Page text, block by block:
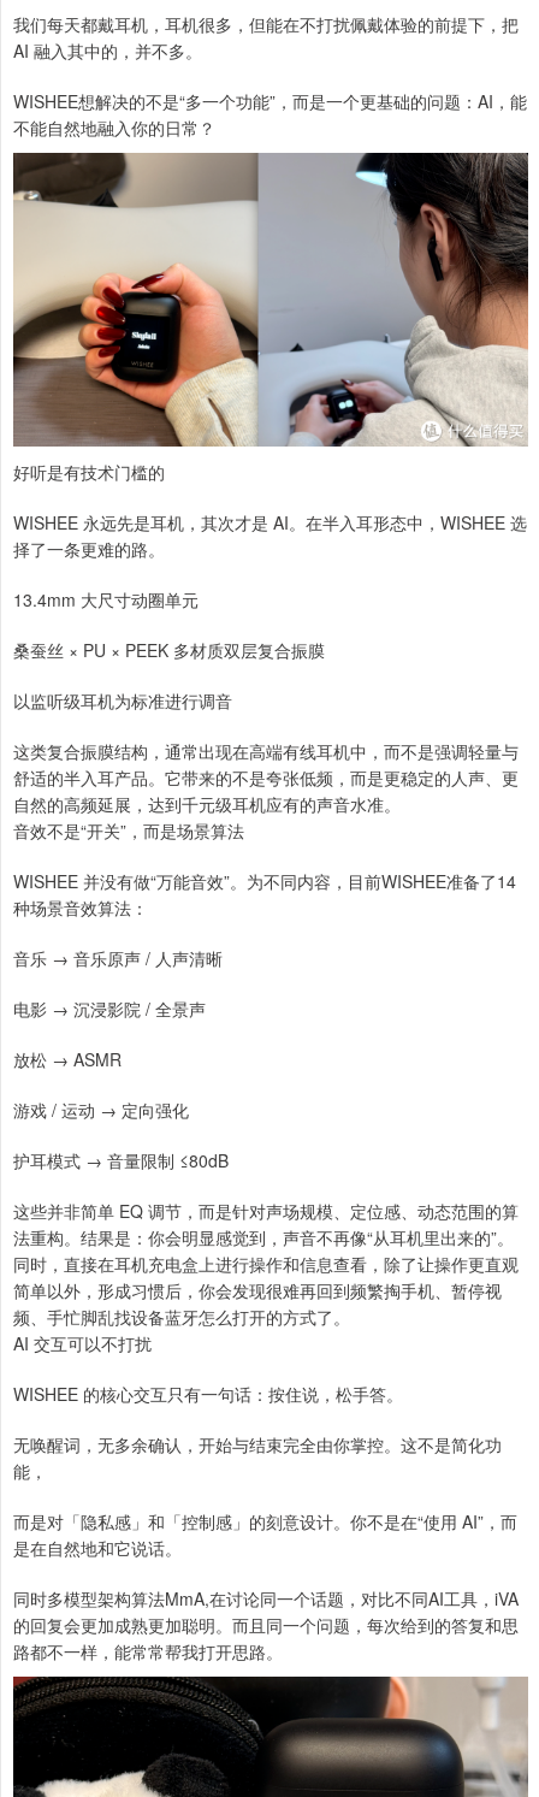
我们每天都戴耳机，耳机很多，但能在不打扰佩戴体验的前提下，把
AI 融入其中的，并不多。
WISHEE想解决的不是“多一个功能”，而是一个更基础的问题：AI，能
不能自然地融入你的日常？
好听是有技术门槛的
WISHEE 永远先是耳机，其次才是 AI。在半入耳形态中，WISHEE 选
择了一条更难的路。
13.4mm 大尺寸动圈单元
桑蚕丝 × PU × PEEK 多材质双层复合振膜
以监听级耳机为标准进行调音
这类复合振膜结构，通常出现在高端有线耳机中，而不是强调轻量与
舒适的半入耳产品。它带来的不是夸张低频，而是更稳定的人声、更
自然的高频延展，达到千元级耳机应有的声音水准。
音效不是“开关”，而是场景算法
WISHEE 并没有做“万能音效”。为不同内容，目前WISHEE准备了14
种场景音效算法：
音乐 → 音乐原声 / 人声清晰
电影 → 沉浸影院 / 全景声
放松 → ASMR
游戏 / 运动 → 定向强化
护耳模式 → 音量限制 ≤80dB
这些并非简单 EQ 调节，而是针对声场规模、定位感、动态范围的算
法重构。结果是：你会明显感觉到，声音不再像“从耳机里出来的”。
同时，直接在耳机充电盒上进行操作和信息查看，除了让操作更直观
简单以外，形成习惯后，你会发现很难再回到频繁掏手机、暂停视
频、手忙脚乱找设备蓝牙怎么打开的方式了。
AI 交互可以不打扰
WISHEE 的核心交互只有一句话：按住说，松手答。
无唤醒词，无多余确认，开始与结束完全由你掌控。这不是简化功
能，
而是对「隐私感」和「控制感」的刻意设计。你不是在“使用 AI”，而
是在自然地和它说话。
同时多模型架构算法MmA,在讨论同一个话题，对比不同AI工具，iVA
的回复会更加成熟更加聪明。而且同一个问题，每次给到的答复和思
路都不一样，能常常帮我打开思路。